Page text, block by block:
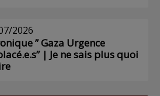
2026
” Gaza Urgence
| Je ne sais plus quoi